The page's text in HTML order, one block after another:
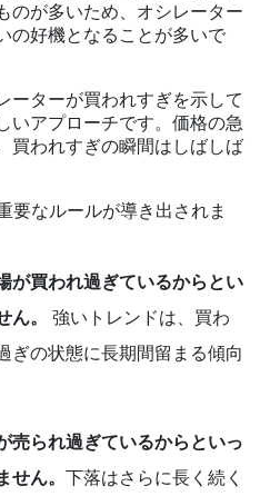
のが多いため、オシレーター
の好機となることが多いで
ーターが買われすぎを示して
いアプローチです。価格の急
買われすぎの瞬間はしばしば
要なルールが導き出されま
が買われ過ぎているからとい
ん。
強いトレンドは、買わ
ぎの状態に長期間留まる傾向
売られ過ぎているからといっ
せん。 下落はさらに長く続く